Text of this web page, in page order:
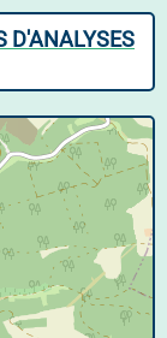
D'ANALYSES